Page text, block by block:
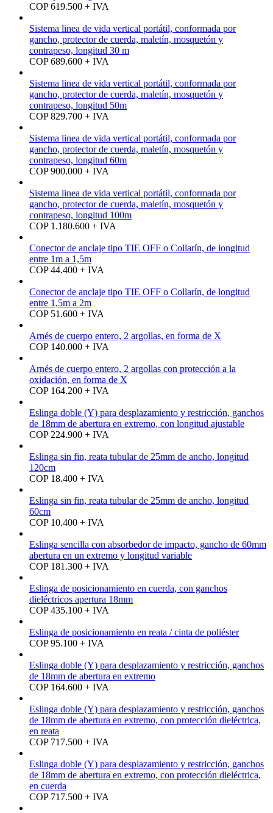
COP 619.500 + IVA
Sistema linea de vida vertical portátil, conformada por
gancho, protector de cuerda, maletín, mosquetón y
contrapeso, longitud 30 m
COP 689.600 + IVA
Sistema linea de vida vertical portátil, conformada por
gancho, protector de cuerda, maletín, mosquetón y
contrapeso, longitud 50m
COP 829.700 + IVA
Sistema linea de vida vertical portátil, conformada por
gancho, protector de cuerda, maletín, mosquetón y
contrapeso, longitud 60m
COP 900.000 + IVA
Sistema linea de vida vertical portátil, conformada por
gancho, protector de cuerda, maletín, mosquetón y
contrapeso, longitud 100m
COP 1.180.600 + IVA
Conector de anclaje tipo TIE OFF o Collarín, de longitud
entre 1m a 1,5m
COP 44.400 + IVA
Conector de anclaje tipo TIE OFF o Collarín, de longitud
entre 1,5m a 2m
COP 51.600 + IVA
Arnés de cuerpo entero, 2 argollas, en forma de X
COP 140.000 + IVA
Arnés de cuerpo entero, 2 argollas con protección a la
oxidación, en forma de X
COP 164.200 + IVA
Eslinga doble (Y) para desplazamiento y restricción, ganchos
de 18mm de abertura en extremo, con longitud ajustable
COP 224.900 + IVA
Eslinga sin fin, reata tubular de 25mm de ancho, longitud
120cm
COP 18.400 + IVA
Eslinga sin fin, reata tubular de 25mm de ancho, longitud
60cm
COP 10.400 + IVA
Eslinga sencilla con absorbedor de impacto, gancho de 60mm
abertura en un extremo y longitud variable
COP 181.300 + IVA
Eslinga de posicionamiento en cuerda, con ganchos
dieléctricos apertura 18mm
COP 435.100 + IVA
Eslinga de posicionamiento en reata / cinta de poliéster
COP 95.100 + IVA
Eslinga doble (Y) para desplazamiento y restricción, ganchos
de 18mm de abertura en extremo
COP 164.600 + IVA
Eslinga doble (Y) para desplazamiento y restricción, ganchos
de 18mm de abertura en extremo, con protección dieléctrica,
en reata
COP 717.500 + IVA
Eslinga doble (Y) para desplazamiento y restricción, ganchos
de 18mm de abertura en extremo, con protección dieléctrica,
en cuerda
COP 717.500 + IVA